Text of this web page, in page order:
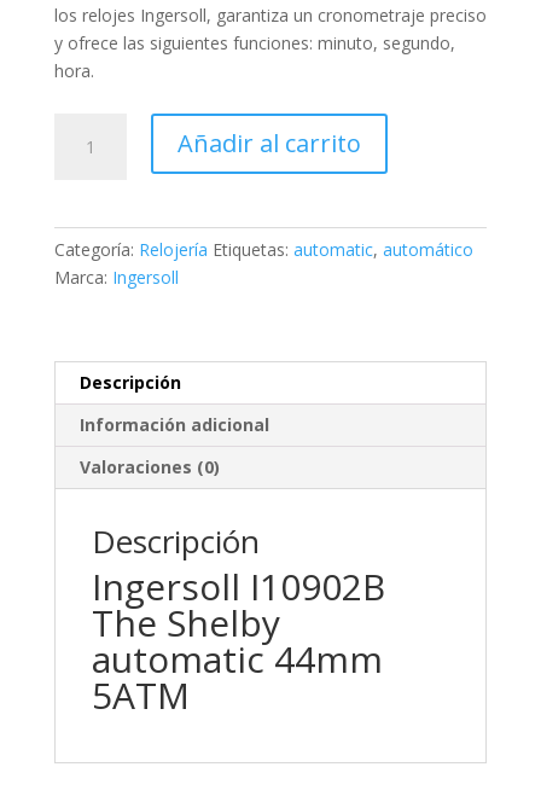
los relojes Ingersoll, garantiza un cronometraje preciso
y ofrece las siguientes funciones: minuto, segundo,
hora.
Añadir al carrito
Categoría: Relojería Etiquetas: automatic, automático
Marca: Ingersoll
Descripción
Información adicional
Valoraciones (0)
Descripción
Ingersoll I10902B
The Shelby
automatic 44mm
5ATM